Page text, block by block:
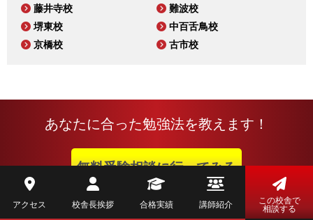
藤井寺校
難波校
堺東校
中百舌鳥校
京橋校
古市校
あなたに合った勉強法を教えます！
無料受験相談に行ってみる
アクセス 校舎長挨拶 合格実績 講師紹介
この校舎で
相談する